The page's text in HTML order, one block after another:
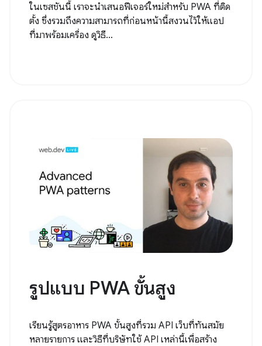
ในเซสชันนี้ เราจะนำเสนอฟีเจอร์ใหม่สำหรับ PWA ที่ติด
ตั้ง ซึ่งรวมถึงความสามารถที่ก่อนหน้านี้สงวนไว้ให้แอป
ที่มาพร้อมเครื่อง ดูวิธี...
รูปแบบ PWA ขั้นสูง
เรียนรู้สูตรอาหาร PWA ขั้นสูงที่รวม API เว็บที่ทันสมัย
หลายรายการ และวิธีที่บริษัทใช้ API เหล่านี้เพื่อสร้าง